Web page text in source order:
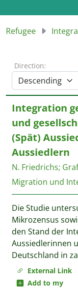
Refugee
Direction:
External Link
Add to my
Integration
und
(Spät)
Aussiedlern
N. Friedrichs;
Migration und
Die Studie
Mikrozensus
den Stand der
Aussiedlerinnen
Deutschland in